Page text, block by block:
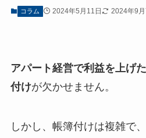
コラム 2024年5月11日 2024年9月
アパート経営で利益を上げ
付けが欠かせません。
しかし、帳簿付けは複雑で